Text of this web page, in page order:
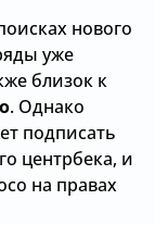
нового
уже
близок к
. Однако
подписать
центрбека, и
на правах